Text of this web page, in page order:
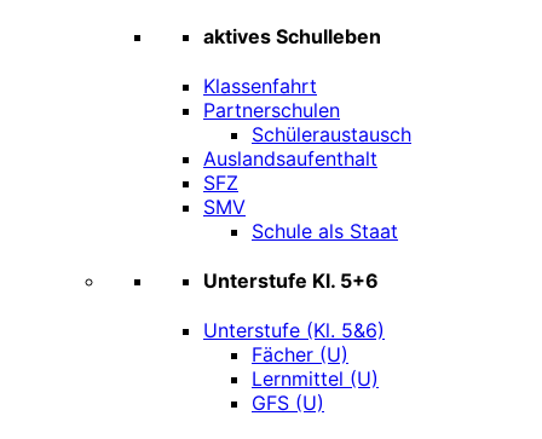
aktives Schulleben
Klassenfahrt
Partnerschulen
Schüleraustausch
Auslandsaufenthalt
SFZ
SMV
Schule als Staat
Unterstufe Kl. 5+6
Unterstufe (Kl. 5&6)
Fächer (U)
Lernmittel (U)
GFS (U)